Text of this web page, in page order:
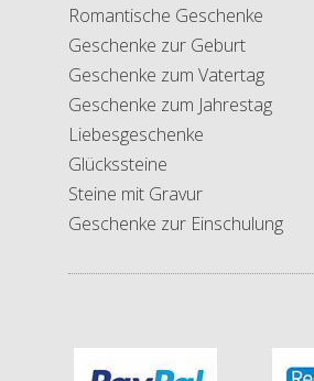
Romantische Geschenke
Geschenke zur Geburt
Geschenke zum Vatertag
Geschenke zum Jahrestag
Liebesgeschenke
Glückssteine
Steine mit Gravur
Geschenke zur Einschulung